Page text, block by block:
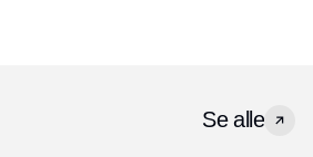
Se alle